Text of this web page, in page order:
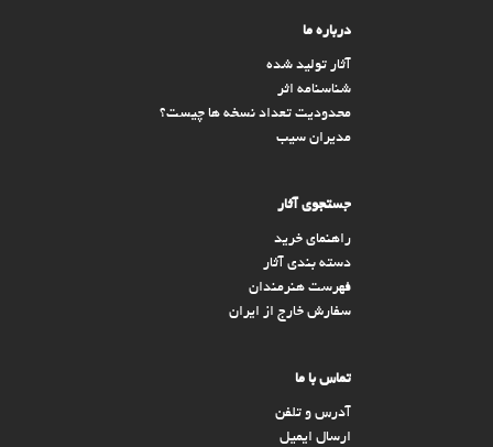
درباره ما
آثار تولید شده
شناسنامه اثر
محدودیت تعداد نسخه ها چیست؟
مدیران سیب
جستجوی آثار
راهنمای خرید
دسته بندی آثار
فهرست هنرمندان
سفارش خارج از ایران
تماس با ما
آدرس و تلفن
ارسال ایمیل